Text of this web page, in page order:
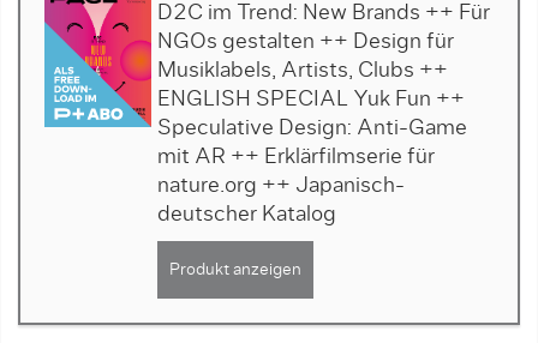
D2C im Trend: New Brands ++ Für
NGOs gestalten ++ Design für
Musiklabels, Artists, Clubs ++
ENGLISH SPECIAL Yuk Fun ++
Speculative Design: Anti-Game
mit AR ++ Erklärfilmserie für
nature.org ++ Japanisch-
deutscher Katalog
Produkt anzeigen